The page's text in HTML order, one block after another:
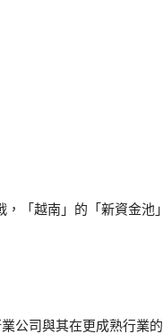
「越南」的「新資金池
公司與其在更成熟行業